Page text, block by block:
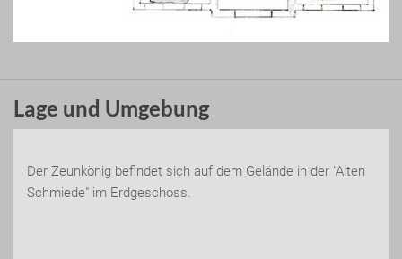
Lage und Umgebung
Der Zeunkönig befindet sich auf dem Gelände in der "Alten
Schmiede" im Erdgeschoss.